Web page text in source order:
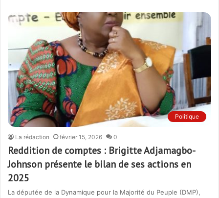
Politique
La rédaction février 15, 2026 0
Reddition de comptes : Brigitte Adjamagbo-
Johnson présente le bilan de ses actions en
2025
La députée de la Dynamique pour la Majorité du Peuple (DMP),